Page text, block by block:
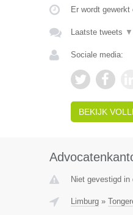
Er wordt gewerkt
Laatste tweets ▼
Sociale media:
BEKIJK
Niet gevestigd
Limburg»